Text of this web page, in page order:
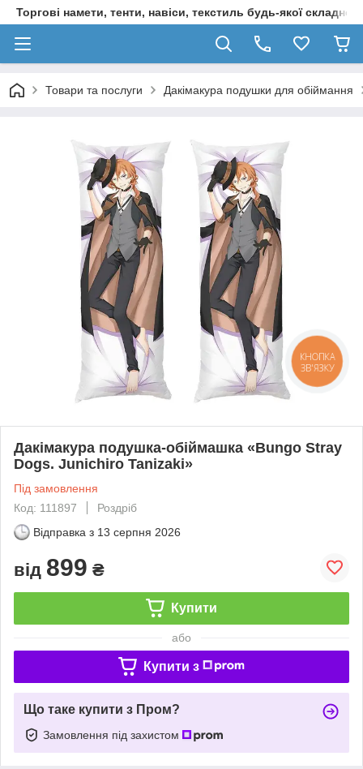
Торгові намети, тенти, навіси, текстиль будь-якої
Товари та послуги Дакімакура подушки для обіймання
Дакімакура подушка-обіймашка «Bungo Stray
Dogs. Junichiro Tanizaki»
Під замовлення
Код: 111897
Роздріб
Відправка з 13 серпня 2026
від 899 ₴
Купити
або
Купити з
Що таке купити з Пром?
Замовлення під захистом
КНОПКА
ЗВ'ЯЗКУ